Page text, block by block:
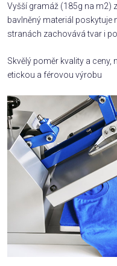
Vyšší gramáž (185g na m2)
bavlněný materiál poskytuje
stranách zachovává tvar i
Skvělý poměr kvality a
etickou a férovou výrobu